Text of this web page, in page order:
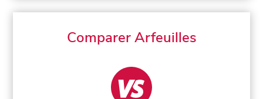
Comparer Arfeuilles